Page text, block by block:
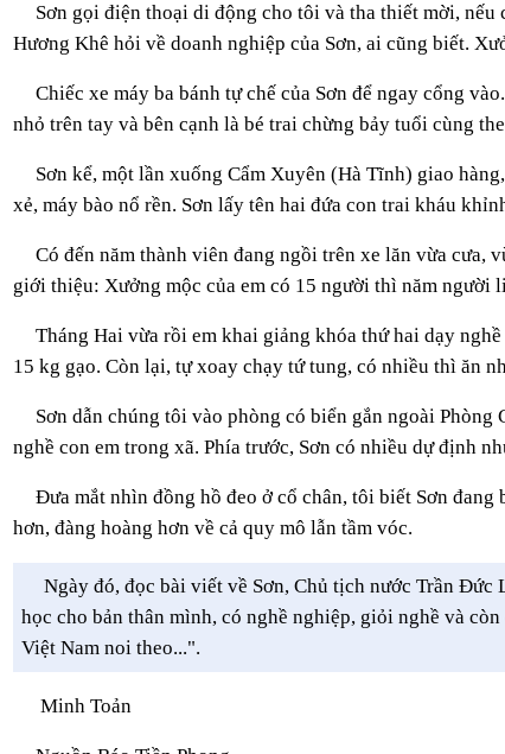
Sơn gọi điện thoại di động cho tôi và tha thiết mời,
Hương Khê hỏi về doanh nghiệp của Sơn, ai cũng biết.
Chiếc xe máy ba bánh tự chế của Sơn để ngay cổng
nhỏ trên tay và bên cạnh là bé trai chừng bảy tuổi cùng
Sơn kể, một lần xuống Cẩm Xuyên (Hà Tĩnh) giao
xẻ, máy bào nổ rền. Sơn lấy tên hai đứa con trai kháu
Có đến năm thành viên đang ngồi trên xe lăn vừa cưa,
giới thiệu: Xưởng mộc của em có 15 người thì năm người
Tháng Hai vừa rồi em khai giảng khóa thứ hai dạy
15 kg gạo. Còn lại, tự xoay chạy tứ tung, có nhiều thì ăn
Sơn dẫn chúng tôi vào phòng có biển gắn ngoài
nghề con em trong xã. Phía trước, Sơn có nhiều dự định
Đưa mắt nhìn đồng hồ đeo ở cổ chân, tôi biết Sơn đang
hơn, đàng hoàng hơn về cả quy mô lẫn tầm vóc.
Ngày đó, đọc bài viết về Sơn, Chủ tịch nước Trần
học cho bản thân mình, có nghề nghiệp, giỏi nghề và
Việt Nam noi theo...".
Minh Toản